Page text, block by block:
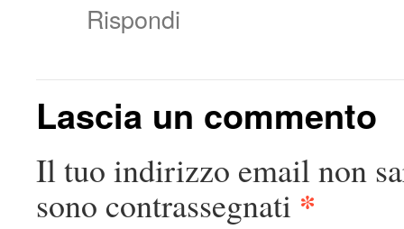
Rispondi
Lascia un commento
Il tuo indirizzo email non
sono contrassegnati *